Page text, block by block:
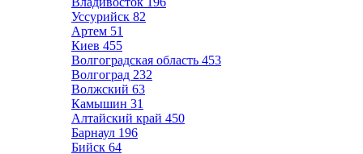
Уссурийск 82
Артем 51
Киев 455
Волгоградская область 453
Волгоград 232
Волжский 63
Камышин 31
Алтайский край 450
Барнаул 196
Бийск 64